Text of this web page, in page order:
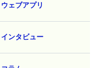
ウェブアプリ
インタビュー